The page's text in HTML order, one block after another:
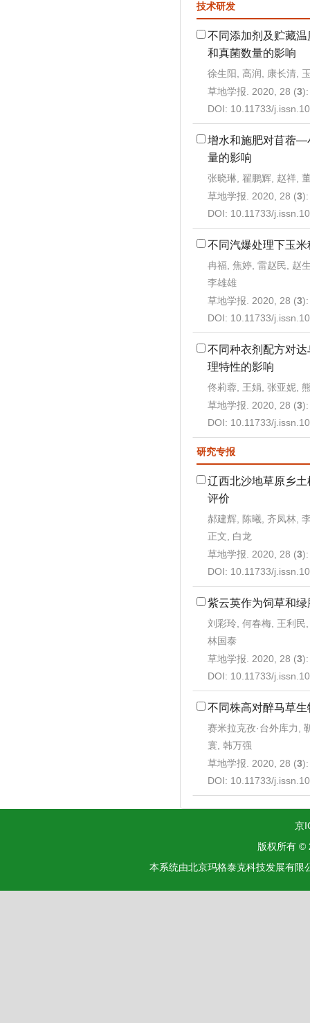
技术研发
不同添加剂及贮藏
和真菌数量的影响
徐生阳, 高润, 康长清,
草地学报. 2020, 28 (3
DOI: 10.11733/
增水和施肥对苜蓿—
量的影响
张晓琳, 翟鹏辉, 赵祥,
草地学报. 2020, 28 (3
DOI: 10.11733/
不同汽爆处理下玉
冉福, 焦婷, 雷赵民, 赵
李雄雄
草地学报. 2020, 28 (3
DOI: 10.11733/
不同种衣剂配方对
理特性的影响
佟莉蓉, 王娟, 张亚妮,
草地学报. 2020, 28 (3
DOI: 10.11733/
研究专报
辽西北沙地草原乡
评价
郝建辉, 陈曦, 齐凤林,
正文, 白龙
草地学报. 2020, 28 (3
DOI: 10.11733/
紫云英作为饲草和
刘彩玲, 何春梅, 王利民
林国泰
草地学报. 2020, 28 (3
DOI: 10.11733/
不同株高对醉马草
赛米拉克孜·台外库力,
寰, 韩万强
草地学报. 2020, 28 (3
DOI: 10.11733/
京
版权所有 ©
本系统由北京玛格泰克科技发展有